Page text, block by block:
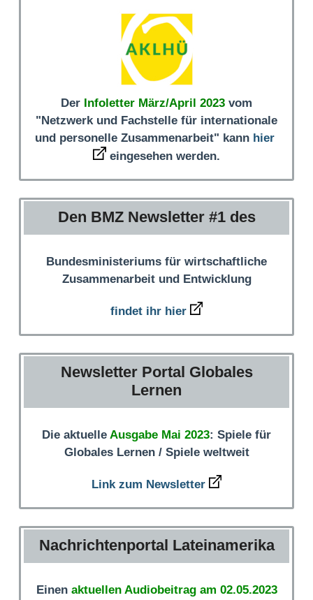
Der Infoletter März/April 2023 vom
"Netzwerk und Fachstelle für internationale
und personelle Zusammenarbeit" kann hier
eingesehen werden.
Den BMZ Newsletter #1 des
Bundesministeriums für wirtschaftliche
Zusammenarbeit und Entwicklung
findet ihr hier
Newsletter Portal Globales
Lernen
Die aktuelle Ausgabe Mai 2023: Spiele für
Globales Lernen / Spiele weltweit
Link zum Newsletter
Nachrichtenportal Lateinamerika
Einen aktuellen Audiobeitrag am 02.05.2023